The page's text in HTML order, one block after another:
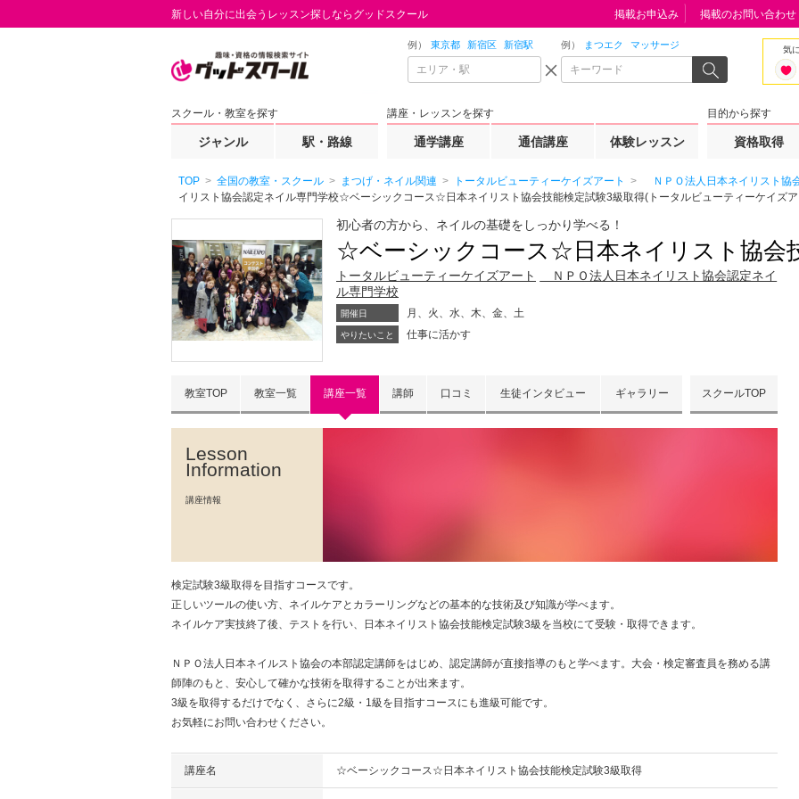
新しい自分に出会うレッスン探しならグッドスクール
例） 東京都 新宿区 新宿駅 例） まつエク マッサージ 気
スクール・教室を探す
ジャンル 駅・路線
講座・レッスンを探す
通学講座 通信講座 体験レッスン
目的から探す
資格取得
掲載お申込み 掲載のお問い合わせ
TOP 全国の教室・スクール まつげ・ネイル関連 トータルビューティーケイズアート ＮＰＯ法人日本ネイリスト協
イリスト協会認定ネイル専門学校☆ベーシックコース☆日本ネイリスト協会技能検定試験3級取得(トータルビューティーケイズ
初心者の方から、ネイルの基礎をしっかり学べる！
☆ベーシックコース☆日本ネイリスト協会
トータルビューティーケイズアート
ＮＰＯ法人日本ネイリスト協会認定ネイ
ル専門学校
開催日 月、火、水、木、金、土
やりたいこと 仕事に活かす
教室TOP 教室一覧 講座一覧 講師 口コミ 生徒インタビュー ギャラリー スクールTOP
Lesson
Information
講座情報
検定試験3級取得を目指すコースです。
正しいツールの使い方、ネイルケアとカラーリングなどの基本的な技術及び知識が学べます。
ネイルケア実技終了後、テストを行い、日本ネイリスト協会技能検定試験3級を当校にて受験・取得できます。
ＮＰＯ法人日本ネイルスト協会の本部認定講師をはじめ、認定講師が直接指導のもと学べます。大会・検定審査員を務める講
師陣のもと、安心して確かな技術を取得することが出来ます。
3級を取得するだけでなく、さらに2級・1級を目指すコースにも進級可能です。
お気軽にお問い合わせください。
講座名 ☆ベーシックコース☆日本ネイリスト協会技能検定試験3級取得